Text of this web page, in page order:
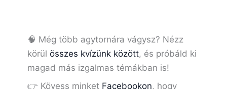
🧠 Még több agytornára vágysz? Nézz
körül összes kvízünk között, és próbáld ki
magad más izgalmas témákban is!
👉 Kövess minket Facebookon, hogy